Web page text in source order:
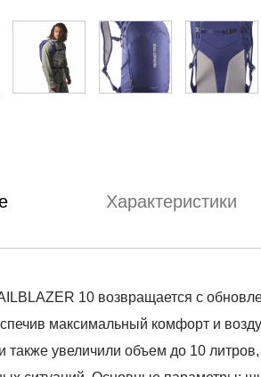
Характеристики
10 возвращается с
максимальный комфорт и
также увеличили объем до 10